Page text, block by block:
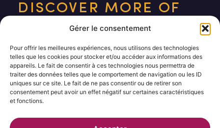
Gérer le consentement
Pour offrir les meilleures expériences, nous utilisons des technologies
telles que les cookies pour stocker et/ou accéder aux informations des
appareils. Le fait de consentir à ces technologies nous permettra de
traiter des données telles que le comportement de navigation ou les ID
uniques sur ce site. Le fait de ne pas consentir ou de retirer son
consentement peut avoir un effet négatif sur certaines caractéristiques
et fonctions.
DISCOVER MORE OF
COCKTAIL RECIPES
Ce chef n'a pas d'autres recettes a vous
proposer pour le moment.
N'hésitez pas à revenir plus tard !